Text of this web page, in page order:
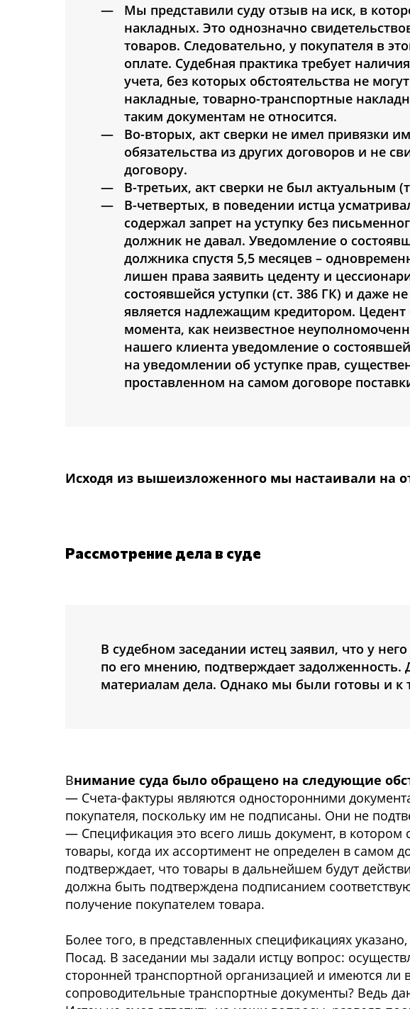
Мы представили суду отзыв на иск, в
накладных. Это однозначно
товаров. Следовательно, у покупателя в
оплате. Судебная практика требует
учета, без которых обстоятельства не
накладные, товарно-транспортные
таким документам не относится.
Во-вторых, акт сверки не имел привязки
обязательства из других договоров и не
договору.
В-третьих, акт сверки не был актуальным
В-четвертых, в поведении истца
содержал запрет на уступку без
должник не давал. Уведомление о
должника спустя 5,5 месяцев –
лишен права заявить цеденту и
состоявшейся уступки (ст. 386 ГК) и даже
является надлежащим кредитором.
момента, как неизвестное
нашего клиента уведомление о
на уведомлении об уступке прав,
проставленном на самом договоре
Исходя из вышеизложенного мы настаивали на
Рассмотрение дела в суде
В судебном заседании истец заявил, что у
по его мнению, подтверждает
материалам дела. Однако мы были готовы и к
Внимание суда было обращено на следующие
— Счета-фактуры являются односторонними
покупателя, поскольку им не подписаны. Они не
— Спецификация это всего лишь документ, в
товары, когда их ассортимент не определен в самом
подтверждает, что товары в дальнейшем будут
должна быть подтверждена подписанием
получение покупателем товара.
Более того, в представленных спецификациях
Посад. В заседании мы задали истцу вопрос:
сторонней транспортной организацией и имеются ли
сопроводительные транспортные документы? Ведь